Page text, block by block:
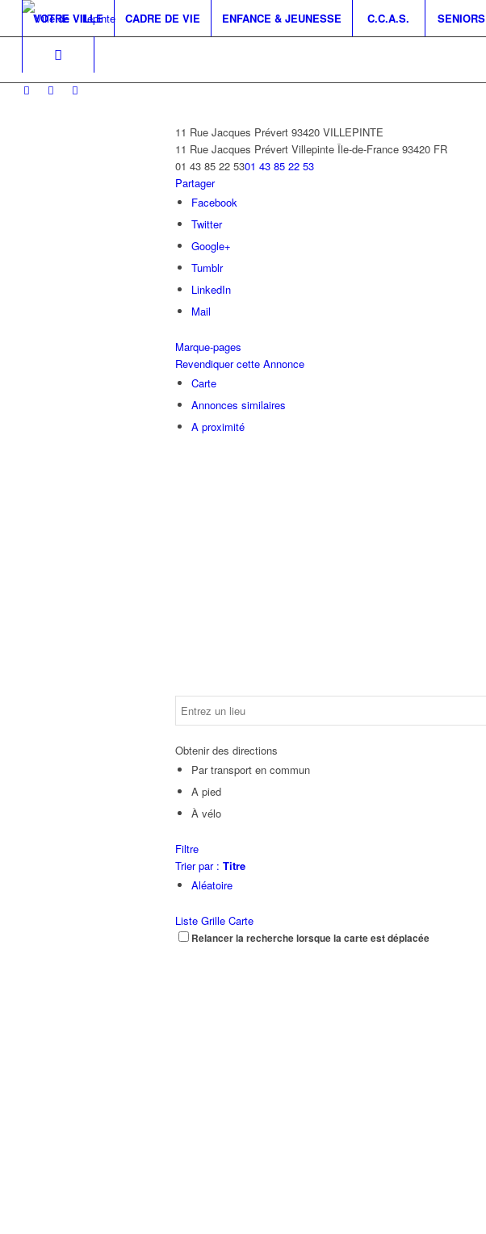
VOTRE VILLE CADRE DE VIE ENFANCE & JEUNESSE C.C.A.S. SENIORS
11 Rue Jacques Prévert 93420 VILLEPINTE
11 Rue Jacques Prévert Villepinte Île-de-France 93420 FR
01 43 85 22 5301 43 85 22 53
Partager
Facebook
Twitter
Google+
Tumblr
LinkedIn
Mail
Marque-pages
Revendiquer cette Annonce
Carte
Annonces similaires
A proximité
Obtenir des directions
Par transport en commun
A pied
À vélo
Filtre
Trier par : Titre
Aléatoire
Liste Grille Carte
Relancer la recherche lorsque la carte est déplacée